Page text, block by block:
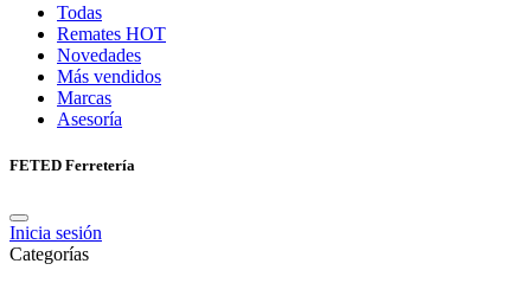
Todas
Remates HOT
Novedades
Más vendidos
Marcas
Asesoría
FETED Ferretería
Inicia sesión
Categorías